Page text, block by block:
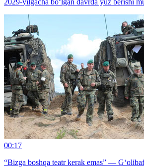
00:17
“Bizga boshqa teatr kerak emas” —